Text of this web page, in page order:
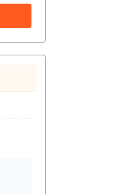
る
もち
活
く
作代
期
金
し
目